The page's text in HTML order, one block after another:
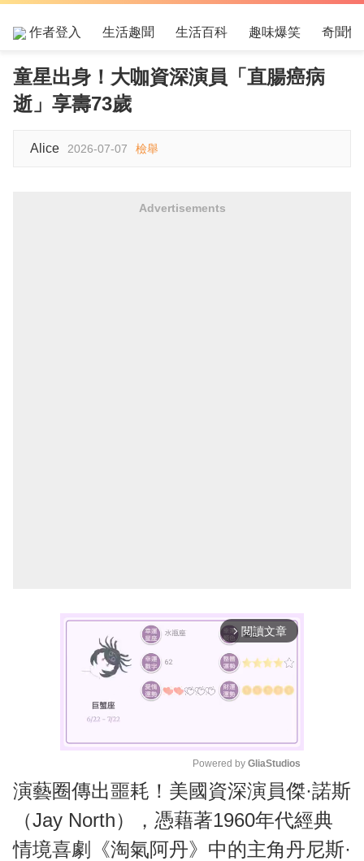
作者登入 生活趣聞 生活百科 趣味爆笑 奇聞怪
童星出身！大咖資深演員「直腸癌病
逝」享壽73歲
Alice 2026-07-07 檢舉
Advertisements
arrow_forward_ios 閱讀文章
M
u
t
e
Powered by GliaStudios
演藝圈傳出噩耗！美國資深演員傑·諾斯
（Jay North），憑藉著1960年代經典
情境喜劇《淘氣阿丹》中的主角丹尼斯·